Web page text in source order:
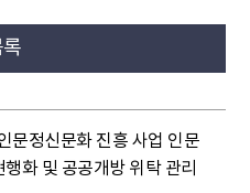
문정신문화 진흥 사업 인문
화 및 공공개방 위탁 관리